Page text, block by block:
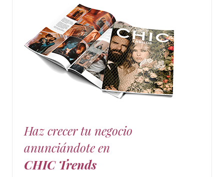
Haz crecer tu negocio
anunciándote en
CHIC Trends